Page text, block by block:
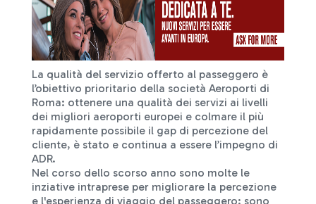
La qualità del servizio offerto al passeggero è
l’obiettivo prioritario della società Aeroporti di
Roma: ottenere una qualità dei servizi ai livelli
dei migliori aeroporti europei e colmare il più
rapidamente possibile il gap di percezione del
cliente, è stato e continua a essere l’impegno di
ADR.
Nel corso dello scorso anno sono molte le
inziative intraprese per migliorare la percezione
e l'esperienza di viaggio del passeggero: sono